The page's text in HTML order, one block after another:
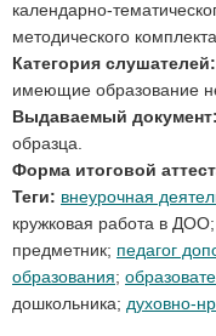
календарно-
методического
Категория слушателей:
имеющие образование
Выдаваемый документ:
образца.
Форма итоговой
Теги: внеурочная
кружковая работа в ДОО;
предметник; педагог
образования;
дошкольника; духовно-